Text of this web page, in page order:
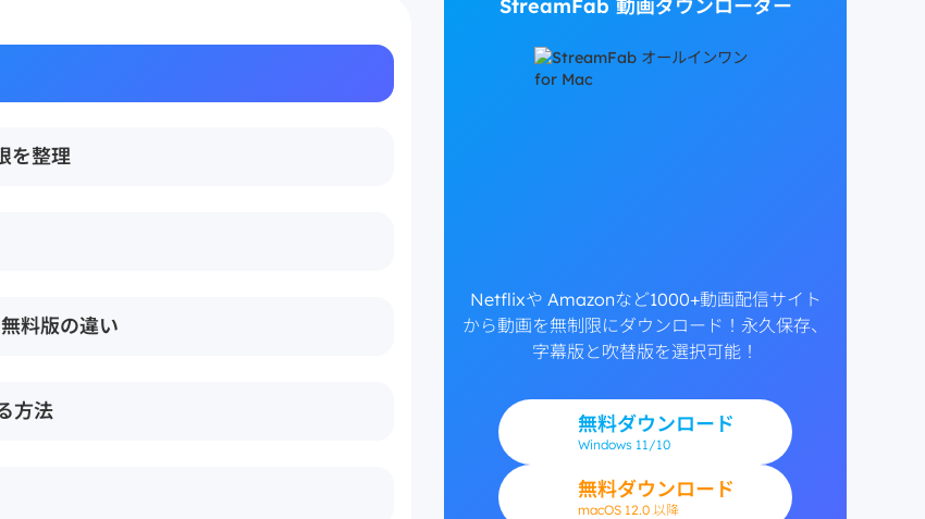
を整理
料版の違い
方法
StreamFab 動画ダウンローダー
Netflixや Amazonなど1000+動画配信サイト
から動画を無制限にダウンロード！永久保存、
字幕版と吹替版を選択可能！
無料ダウンロード
Windows 11/10
無料ダウンロード
macOS 12.0 以降